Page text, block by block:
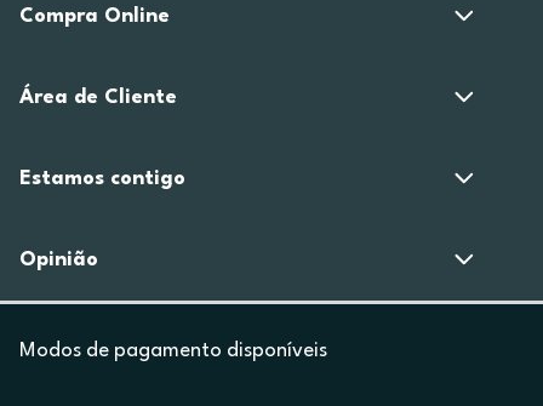
Compra Online
Área de Cliente
Estamos contigo
Opinião
Modos de pagamento disponíveis